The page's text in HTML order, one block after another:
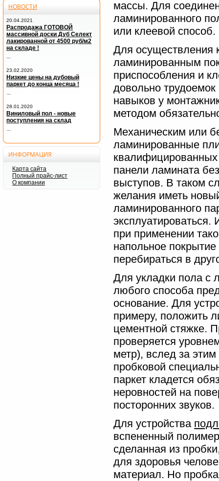
массы. Для
ламинированного
или клеевой способ.
Для осуществления
ламинированным
приспособления и
довольно
навыков у
методом
Механическим или
ламинированные
квалифицированных
панели ламината
выступов. В таком
желания иметь
ламинированного
эксплуатироваться.
при применении
напольное
перебираться в
Для укладки пола с
любого способа
основание. Для
примеру,
цементной стяжке.
проверяется
метр), вслед за
пробковой
паркет кладется
неровностей на
посторонних звуков.
Для устройства
вспененный
сделанная из
для здоровья
материал. Но
НОВОСТИ
20.04.2021
Распродажа ГОТОВОЙ
массивной доски Дуб Селект
лакированной от 4500 руб/м2
на складе !
23.02.2020
Низкие цены на дубовый
паркет до конца месяца !
28.01.2020
Виниловый пол - новые
поступления на склад
...
ИНФОРМАЦИЯ
Карта сайта
Полный прайс-лист
О компании